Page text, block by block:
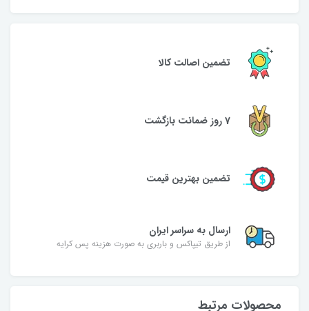
تضمین اصالت کالا
7 روز ضمانت بازگشت
تضمین بهترین قیمت
ارسال به سراسر ایران
از طریق تیپاکس و باربری به صورت هزینه پس کرایه
محصولات مرتبط